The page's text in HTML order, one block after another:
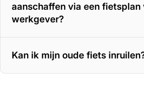
aanschaffen via een fietsplan
werkgever?
Kan ik mijn oude fiets